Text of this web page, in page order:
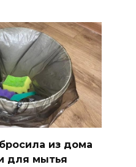
из дома
для мытья